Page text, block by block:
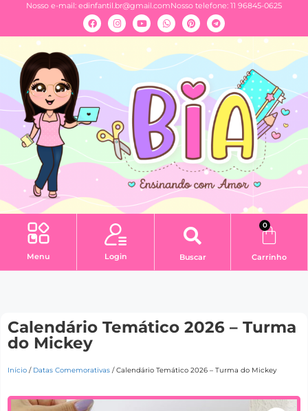
Nosso e-mail: edinfantil.br@gmail.comNosso telefone: 11 96845-0625
Menu Login Buscar
0
Carrinho
Calendário Temático 2026 – Turma
do Mickey
Início / Datas Comemorativas / Calendário Temático 2026 – Turma do Mickey